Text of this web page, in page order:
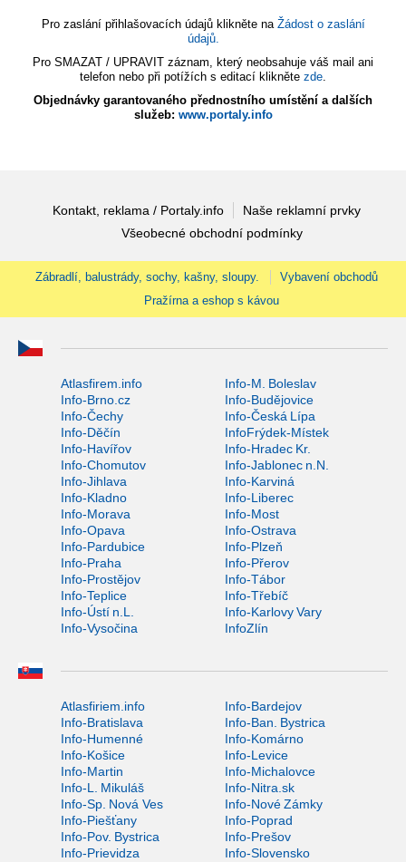
Pro zaslání přihlašovacích údajů klikněte na Žádost o zaslání
údajů.
Pro SMAZAT / UPRAVIT záznam, který neobsahuje váš mail ani
telefon nebo při potížích s editací klikněte zde.
Objednávky garantovaného přednostního umístění a dalších
služeb: www.portaly.info
Kontakt, reklama / Portaly.info
Naše reklamní prvky
Všeobecné obchodní podmínky
Zábradlí, balustrády, sochy, kašny, sloupy.
Vybavení obchodů
Pražírna a eshop s kávou
Atlasfirem.info
Info-M. Boleslav
Info-Brno.cz
Info-Budějovice
Info-Čechy
Info-Česká Lípa
Info-Děčín
InfoFrýdek-Místek
Info-Havířov
Info-Hradec Kr.
Info-Chomutov
Info-Jablonec n.N.
Info-Jihlava
Info-Karviná
Info-Kladno
Info-Liberec
Info-Morava
Info-Most
Info-Opava
Info-Ostrava
Info-Pardubice
Info-Plzeň
Info-Praha
Info-Přerov
Info-Prostějov
Info-Tábor
Info-Teplice
Info-Třebíč
Info-Ústí n.L.
Info-Karlovy Vary
Info-Vysočina
InfoZlín
Atlasfiriem.info
Info-Bardejov
Info-Bratislava
Info-Ban. Bystrica
Info-Humenné
Info-Komárno
Info-Košice
Info-Levice
Info-Martin
Info-Michalovce
Info-L. Mikuláš
Info-Nitra.sk
Info-Sp. Nová Ves
Info-Nové Zámky
Info-Piešťany
Info-Poprad
Info-Pov. Bystrica
Info-Prešov
Info-Prievidza
Info-Slovensko